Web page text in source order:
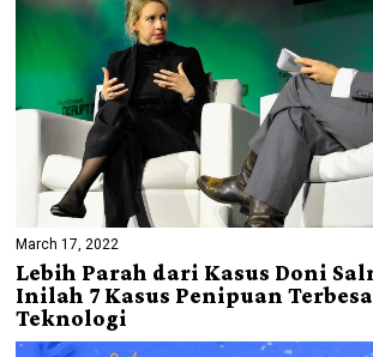
March 17, 2022
Lebih Parah dari Kasus Doni
Inilah 7 Kasus Penipuan
Teknologi